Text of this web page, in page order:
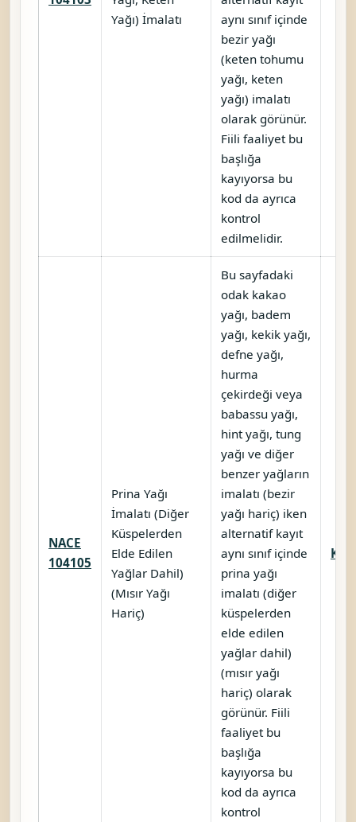
Yağı) İmalatı
aynı sınıf içinde
bezir yağı
(keten tohumu
yağı, keten
yağı) imalatı
olarak görünür.
Fiili faaliyet bu
başlığa
kayıyorsa bu
kod da ayrıca
kontrol
edilmelidir.
NACE
104105
Prina Yağı
İmalatı (Diğer
Küspelerden
Elde Edilen
Yağlar Dahil)
(Mısır Yağı
Hariç)
Bu sayfadaki
odak kakao
yağı, badem
yağı, kekik yağı,
defne yağı,
hurma
çekirdeği veya
babassu yağı,
hint yağı, tung
yağı ve diğer
benzer yağların
imalatı (bezir
yağı hariç) iken
alternatif kayıt
aynı sınıf içinde
prina yağı
imalatı (diğer
küspelerden
elde edilen
yağlar dahil)
(mısır yağı
hariç) olarak
görünür. Fiili
faaliyet bu
başlığa
kayıyorsa bu
kod da ayrıca
kontrol